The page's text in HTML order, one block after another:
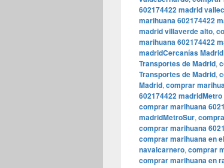
602174422 madrid
marihuana 602174422
madrid villaverde alto,
marihuana 602174422
madridCercanías Madrid
Transportes de Madrid,
Transportes de Madrid,
Madrid, comprar
602174422
comprar marihuana
madridMetroSur,
comprar marihuana
comprar marihuana en
navalcarnero, comprar
comprar marihuana en